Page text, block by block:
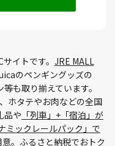
イトです。 JRE MALL
のペンギングッズの
も取り揃えています。
ホタテやお肉などの全国
品や 「列車」+「宿泊」が
ミックレールパック」で
意。ふるさと納税でおトク